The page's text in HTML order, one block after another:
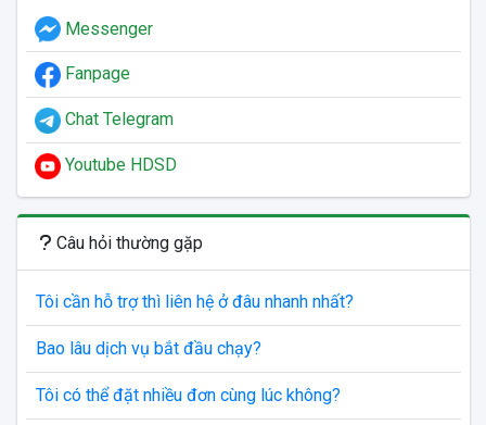
Messenger
Fanpage
Chat Telegram
Youtube HDSD
Câu hỏi thường gặp
Tôi cần hỗ trợ thì liên hệ ở đâu nhanh nhất?
Bao lâu dịch vụ bắt đầu chạy?
Tôi có thể đặt nhiều đơn cùng lúc không?